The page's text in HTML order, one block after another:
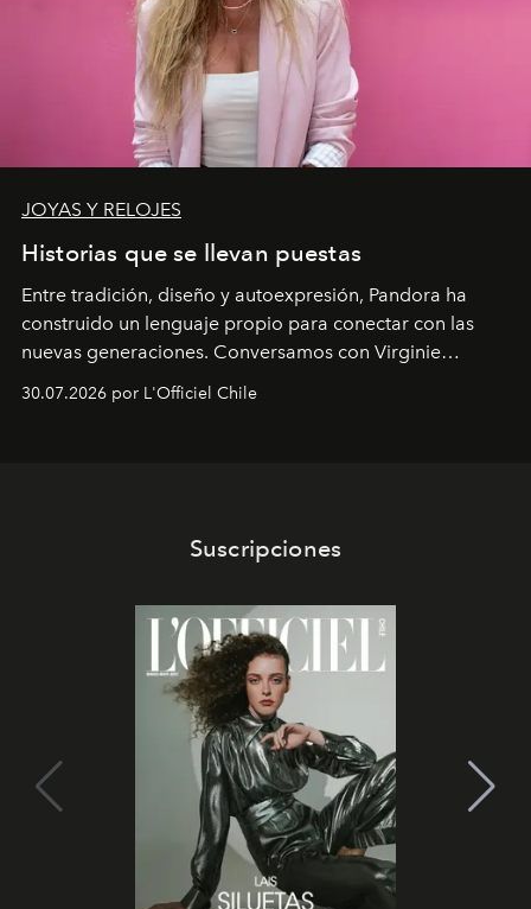
JOYAS Y RELOJES
Historias que se llevan puestas
Entre tradición, diseño y autoexpresión, Pandora ha
construido un lenguaje propio para conectar con las
nuevas generaciones. Conversamos con Virginie
Latinoamérica, sobre identidad, cultura y el valor
30.07.2026 por L'Officiel Chile
Suscripciones